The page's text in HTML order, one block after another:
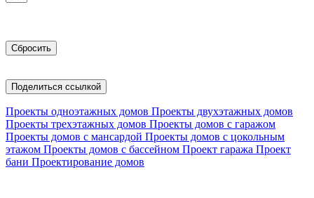
Поделиться ссылкой
Проекты одноэтажных домов Проекты двухэтажных домов
Проекты трехэтажных домов Проекты домов с гаражом
Проекты домов с мансардой Проекты домов с цокольным
этажом Проекты домов с бассейном Проект гаража Проект
бани Проектирование домов